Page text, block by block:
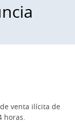
venta ilícita de
horas.